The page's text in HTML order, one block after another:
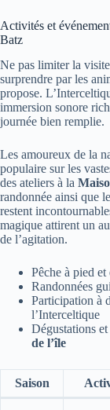
Activités et
Batz
Ne pas limiter la
surprendre par les
propose.
immersion sonore
journée bien remplie.
Les amoureux de la
populaire sur les
des ateliers à la
randonnée ainsi que
restent
magique attirent un
de l’agitation.
Pêche à pied
Randonnées
Participation à
l’Interceltique
Dégustations
de l’île
Saison